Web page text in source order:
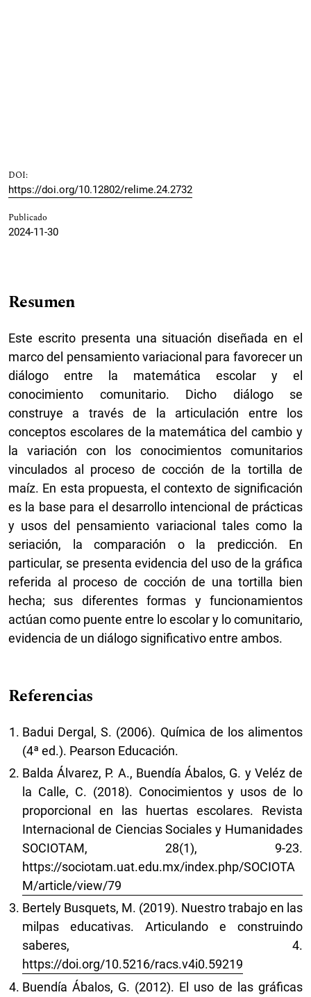
DOI:
https://doi.org/10.12802/relime.24.2732
Publicado
2024-11-30
Resumen
Este escrito presenta una situación diseñada en el
marco del pensamiento variacional para favorecer un
diálogo entre la matemática escolar y el
conocimiento comunitario. Dicho diálogo se
construye a través de la articulación entre los
conceptos escolares de la matemática del cambio y
la variación con los conocimientos comunitarios
vinculados al proceso de cocción de la tortilla de
maíz. En esta propuesta, el contexto de significación
es la base para el desarrollo intencional de prácticas
y usos del pensamiento variacional tales como la
seriación, la comparación o la predicción. En
particular, se presenta evidencia del uso de la gráfica
referida al proceso de cocción de una tortilla bien
hecha; sus diferentes formas y funcionamientos
actúan como puente entre lo escolar y lo comunitario,
evidencia de un diálogo significativo entre ambos.
Referencias
Badui Dergal, S. (2006). Química de los alimentos
(4ª ed.). Pearson Educación.
Balda Álvarez, P. A., Buendía Ábalos, G. y Veléz de
la Calle, C. (2018). Conocimientos y usos de lo
proporcional en las huertas escolares. Revista
Internacional de Ciencias Sociales y Humanidades
SOCIOTAM, 28(1), 9-23.
https://sociotam.uat.edu.mx/index.php/SOCIOTA
M/article/view/79
Bertely Busquets, M. (2019). Nuestro trabajo en las
milpas educativas. Articulando e construindo
saberes, 4.
https://doi.org/10.5216/racs.v4i0.59219
Buendía Ábalos, G. (2012). El uso de las gráficas